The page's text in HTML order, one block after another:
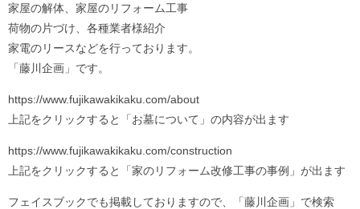
家屋の解体、家屋のリフォーム工事
荷物の片づけ、各種業者様紹介
家電のリースなどを行っております。
「藤川企画」です。
https://www.fujikawakikaku.com/about
上記をクリックすると「お墓について」の内容が出ます
https://www.fujikawakikaku.com/construction
上記をクリックすると「家のリフォーム改修工事の事例」が出ます
フェイスブックでも掲載しておりますので、「藤川企画」で検索